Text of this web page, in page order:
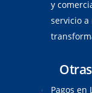
y
servicio
Pagos en